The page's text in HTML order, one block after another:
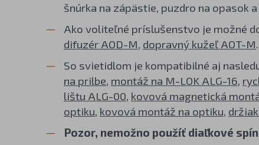
šnúrka na zápästie, puzdro na opasok
Ako voliteľné príslušenstvo je možné
difuzér AOD-M, dopravný kužeľ AOT-M.
So svietidlom je kompatibilné aj
na prilbe, montáž na M-LOK ALG-16,
lištu ALG-00, kovová magnetická
optiku, kovová montáž na optiku,
Pozor, nemožno použíť diaľkové